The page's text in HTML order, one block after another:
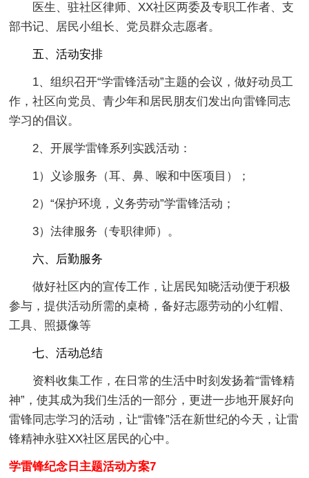
医生、驻社区律师、XX社区两委及专职工作者、支
部书记、居民小组长、党员群众志愿者。
五、活动安排
1、组织召开“学雷锋活动”主题的会议，做好动员工
作，社区向党员、青少年和居民朋友们发出向雷锋同志
学习的倡议。
2、开展学雷锋系列实践活动：
1）义诊服务（耳、鼻、喉和中医项目）；
2）“保护环境，义务劳动”学雷锋活动；
3）法律服务（专职律师）。
六、后勤服务
做好社区内的宣传工作，让居民知晓活动便于积极
参与，提供活动所需的桌椅，备好志愿劳动的小红帽、
工具、照摄像等
七、活动总结
资料收集工作，在日常的生活中时刻发扬着“雷锋精
神”，使其成为我们生活的一部分，更进一步地开展好向
雷锋同志学习的活动，让“雷锋”活在新世纪的今天，让雷
锋精神永驻XX社区居民的心中。
学雷锋纪念日主题活动方案7